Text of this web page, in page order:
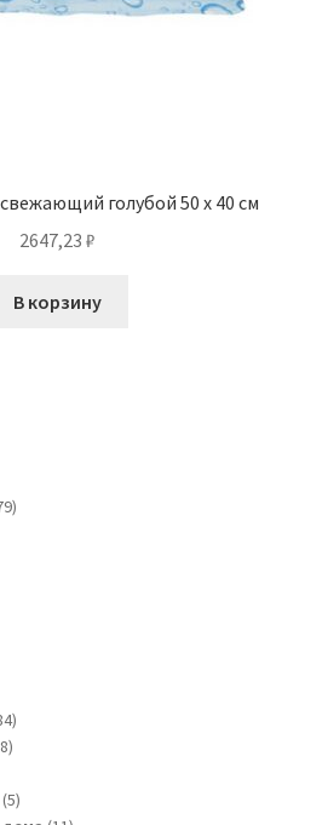
голубой 50 х 40 см
2647,23 ₽
В корзину
79
84
товара
188
55